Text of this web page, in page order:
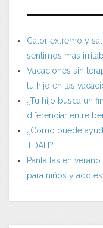
Calor extremo y
sentimos más
Vacaciones sin
tu hijo en las
¿Tu hijo busca un
diferenciar entre
¿Cómo puede
TDAH?
Pantallas en
para niños y